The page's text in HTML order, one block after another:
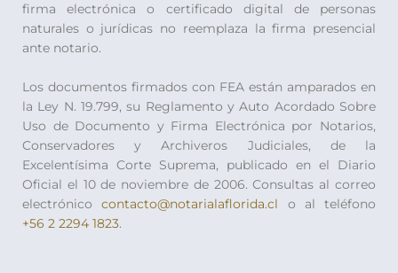
firma electrónica o certificado digital de personas
naturales o jurídicas no reemplaza la firma presencial
ante notario.
Los documentos firmados con FEA están amparados en
la Ley N. 19.799, su Reglamento y Auto Acordado Sobre
Uso de Documento y Firma Electrónica por Notarios,
Conservadores y Archiveros Judiciales, de la
Excelentísima Corte Suprema, publicado en el Diario
Oficial el 10 de noviembre de 2006. Consultas al correo
electrónicocontacto@notarialaflorida.cl o al teléfono
+56 2 2294 1823.